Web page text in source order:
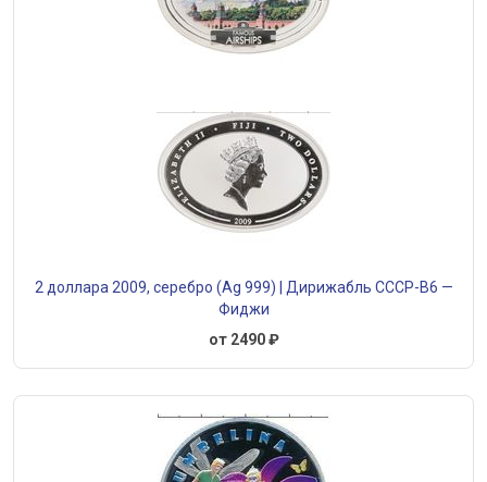
2 доллара 2009, серебро (Ag 999) | Дирижабль СССР-В6 —
Фиджи
от 2490 ₽